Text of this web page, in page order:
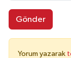
Gönder
Yorum yazarak